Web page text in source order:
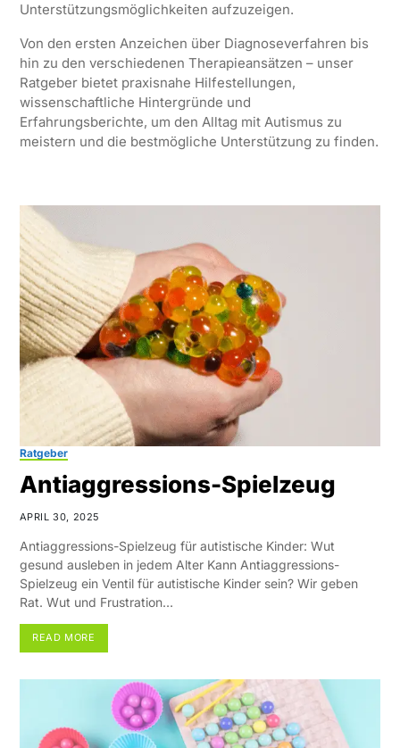
Unterstützungsmöglichkeiten aufzuzeigen.
Von den ersten Anzeichen über Diagnoseverfahren bis
hin zu den verschiedenen Therapieansätzen – unser
Ratgeber bietet praxisnahe Hilfestellungen,
wissenschaftliche Hintergründe und
Erfahrungsberichte, um den Alltag mit Autismus zu
meistern und die bestmögliche Unterstützung zu finden.
Ratgeber
Antiaggressions-Spielzeug
APRIL 30, 2025
Antiaggressions-Spielzeug für autistische Kinder: Wut
gesund ausleben in jedem Alter Kann Antiaggressions-
Spielzeug ein Ventil für autistische Kinder sein? Wir geben
Rat. Wut und Frustration…
READ MORE